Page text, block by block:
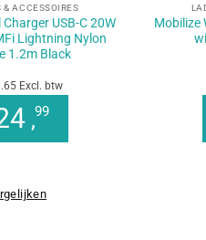
& ACCESSOIRES
USB-C 20W
Lightning Nylon
1.2m Black
Excl. btw
,99
Mobilize